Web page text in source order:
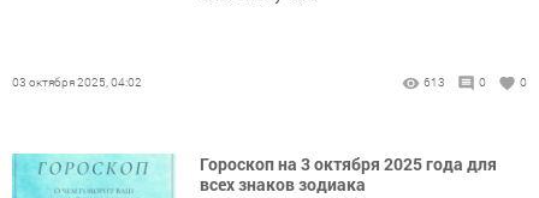
03 октября 2025, 04:02 613 0 0
Гороскоп на 3 октября 2025 года для
всех знаков зодиака